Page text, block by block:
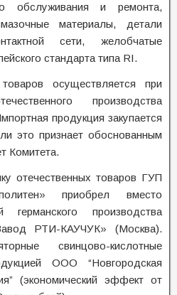
обслуживания и ремонта,
материалы, детали
сети, желобчатые
стандарта типа RI.
осуществляется при
производства
продукция закупается
это признает обоснованным
Комитета.
отечественных товаров ГУП
приобрел вместо
германского производства
РТИ-КАУЧУК» (Москва).
свинцово-кислотные
ООО “Новгородская
(экономический эффект от